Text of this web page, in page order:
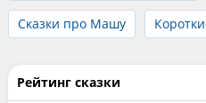
Сказки про Машу
Рейтинг сказки